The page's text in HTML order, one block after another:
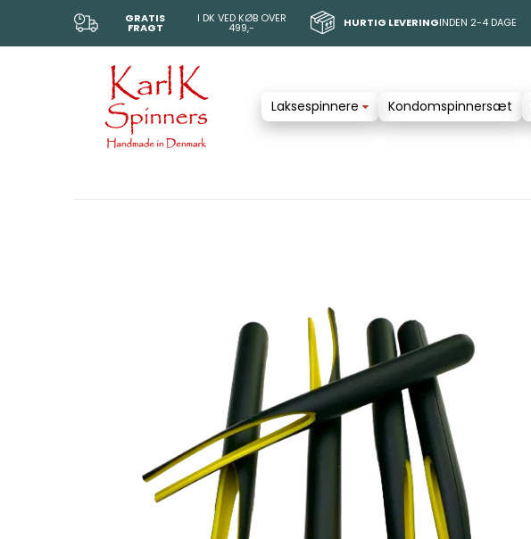
GRATIS
FRAGT
I DK VED KØB OVER
499,- HURTIG LEVERINGINDEN 2-4 DAGE
Laksespinnere Kondomspinnersæt